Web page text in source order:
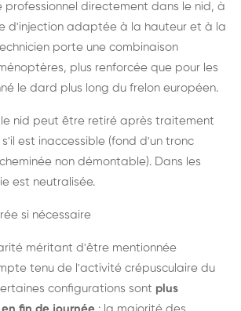
professionnel directement dans le nid, à
d'injection adaptée à la hauteur et à la
porte une combinaison
plus renforcée que pour les
le dard plus long du frelon européen.
nid peut être retiré après traitement
est inaccessible (fond d'un tronc
non démontable). Dans les
est neutralisée.
si nécessaire
méritant d'être mentionnée
tenu de l'activité crépusculaire du
configurations sont plus